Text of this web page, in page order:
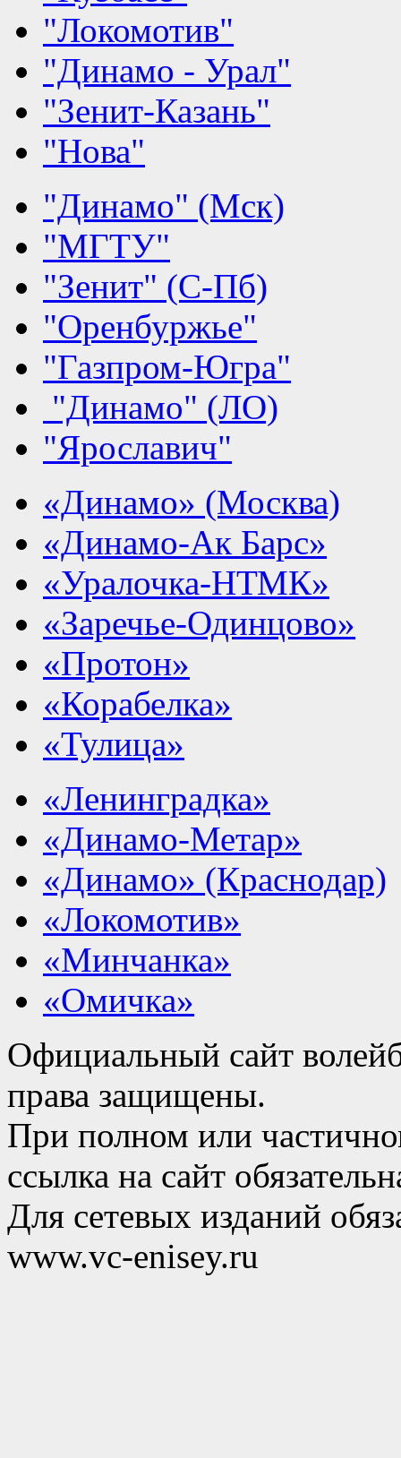
"Локомотив"
"Динамо - Урал"
"Зенит-Казань"
"Нова"
"Динамо" (Мск)
"МГТУ"
"Зенит" (С-Пб)
"Оренбуржье"
"Газпром-Югра"
"Динамо" (ЛО)
"Ярославич"
«Динамо» (Москва)
«Динамо-Ак Барс»
«Уралочка-НТМК»
«Заречье-Одинцово»
«Протон»
«Корабелка»
«Тулица»
«Ленинградка»
«Динамо-Метар»
«Динамо» (Краснодар)
«Локомотив»
«Минчанка»
«Омичка»
Официальный сайт
права защищены.
При полном или
ссылка на сайт
Для сетевых изданий
www.vc-enisey.ru